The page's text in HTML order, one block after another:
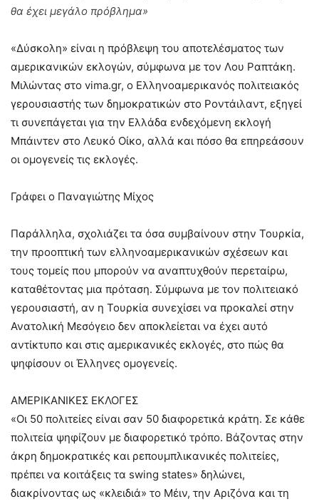
θα έχει μεγάλο πρόβλημα»
«Δύσκολη» είναι η πρόβλεψη του αποτελέσματος των
αμερικανικών εκλογών, σύμφωνα με τον Λου Ραπτάκη.
Μιλώντας στο vima.gr, ο Ελληνοαμερικανός πολιτειακός
γερουσιαστής των δημοκρατικών στο Ροντάιλαντ, εξηγεί
τι συνεπάγεται για την Ελλάδα ενδεχόμενη εκλογή
Μπάιντεν στο Λευκό Οίκο, αλλά και πόσο θα επηρεάσουν
οι ομογενείς τις εκλογές.
Γράφει ο Παναγιώτης Μίχος
Παράλληλα, σχολιάζει τα όσα συμβαίνουν στην Τουρκία,
την προοπτική των ελληνοαμερικανικών σχέσεων και
τους τομείς που μπορούν να αναπτυχθούν περεταίρω,
καταθέτοντας μια πρόταση. Σύμφωνα με τον πολιτειακό
γερουσιαστή, αν η Τουρκία συνεχίσει να προκαλεί στην
Ανατολική Μεσόγειο δεν αποκλείεται να έχει αυτό
αντίκτυπο και στις αμερικανικές εκλογές, στο πώς θα
ψηφίσουν οι Έλληνες ομογενείς.
ΑΜΕΡΙΚΑΝΙΚΕΣ ΕΚΛΟΓΕΣ
«Οι 50 πολιτείες είναι σαν 50 διαφορετικά κράτη. Σε κάθε
πολιτεία ψηφίζουν με διαφορετικό τρόπο. Βάζοντας στην
άκρη δημοκρατικές και ρεπουμπλικανικές πολιτείες,
πρέπει να κοιτάξεις τα swing states» δηλώνει,
διακρίνοντας ως «κλειδιά» το Μέιν, την Αριζόνα και τη